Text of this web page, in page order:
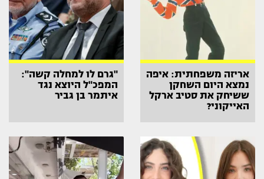
אריזה משפחתית: איפה
נמצא היום השחקן
ששיחק את סטיב ארקל
האייקוני?
"גרם לו למחלה קשה":
המפכ"ל היוצא נגד
איתמר בן גביר